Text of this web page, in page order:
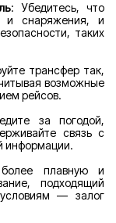
: Убедитесь, что
и снаряжения, и
таких
трансфер так,
возможные
рейсов.
за погодой,
связь с
информации.
более плавную и
подходящий
— залог